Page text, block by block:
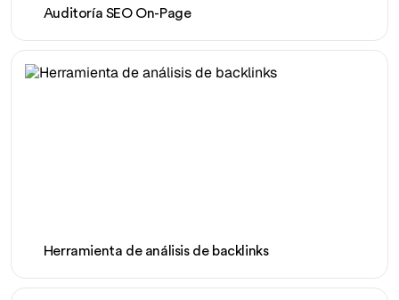
Auditoría SEO On-Page
Herramienta de análisis de backlinks